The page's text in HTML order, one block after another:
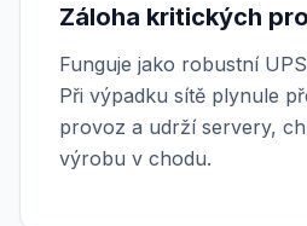
Záloha kritických
Funguje jako robustní
Při výpadku sítě plynule
provoz a udrží servery,
výrobu v chodu.